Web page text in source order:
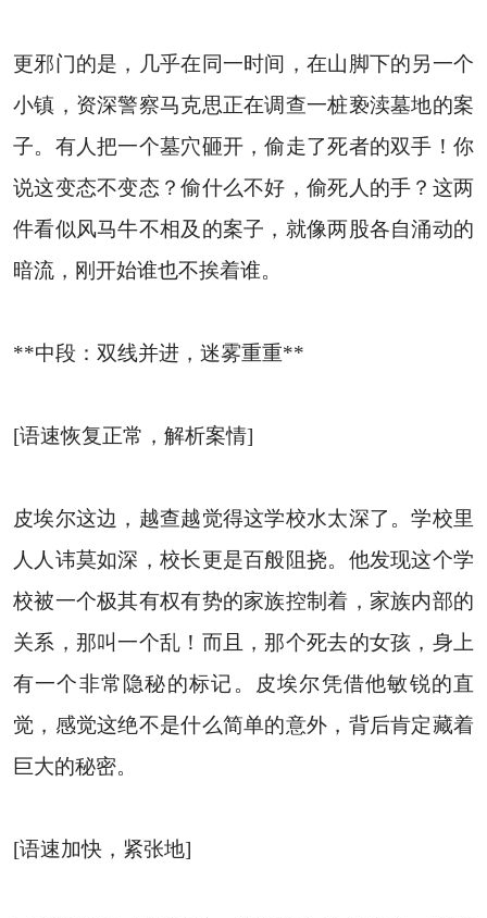
更邪门的是，几乎在同一时间，在山脚下的另一个
小镇，资深警察马克思正在调查一桩亵渎墓地的案
子。有人把一个墓穴砸开，偷走了死者的双手！你
说这变态不变态？偷什么不好，偷死人的手？这两
件看似风马牛不相及的案子，就像两股各自涌动的
暗流，刚开始谁也不挨着谁。
**中段：双线并进，迷雾重重**
[语速恢复正常，解析案情]
皮埃尔这边，越查越觉得这学校水太深了。学校里
人人讳莫如深，校长更是百般阻挠。他发现这个学
校被一个极其有权有势的家族控制着，家族内部的
关系，那叫一个乱！而且，那个死去的女孩，身上
有一个非常隐秘的标记。皮埃尔凭借他敏锐的直
觉，感觉这绝不是什么简单的意外，背后肯定藏着
巨大的秘密。
[语速加快，紧张地]